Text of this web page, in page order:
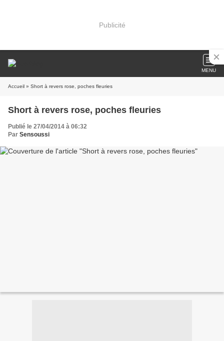
Publicité
MENU
Accueil » Short à revers rose, poches fleuries
Short à revers rose, poches fleuries
Publié le 27/04/2014 à 06:32
Par Sensoussi